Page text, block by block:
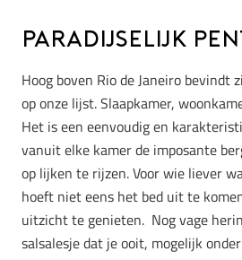
Paradijselijk
Hoog boven Rio de Janeiro bevindt
op onze lijst. Slaapkamer,
Het is een eenvoudig en
vanuit elke kamer de imposante
op lijken te rijzen. Voor wie liever
hoeft niet eens het bed uit te
uitzicht te genieten. Nog vage
salsalesje dat je ooit, mogelijk